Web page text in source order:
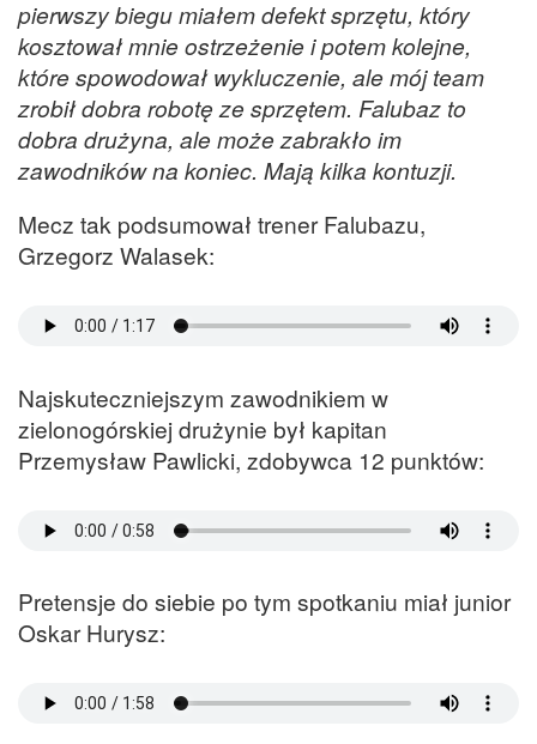
pierwszy biegu miałem defekt sprzętu, który
kosztował mnie ostrzeżenie i potem kolejne,
które spowodował wykluczenie, ale mój team
zrobił dobra robotę ze sprzętem. Falubaz to
dobra drużyna, ale może zabrakło im
zawodników na koniec. Mają kilka kontuzji.
Mecz tak podsumował trener Falubazu,
Grzegorz Walasek:
Najskuteczniejszym zawodnikiem w
zielonogórskiej drużynie był kapitan
Przemysław Pawlicki, zdobywca 12 punktów:
Pretensje do siebie po tym spotkaniu miał junior
Oskar Hurysz: